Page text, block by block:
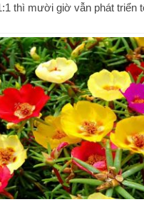
thì mười giờ vẫn phát triển